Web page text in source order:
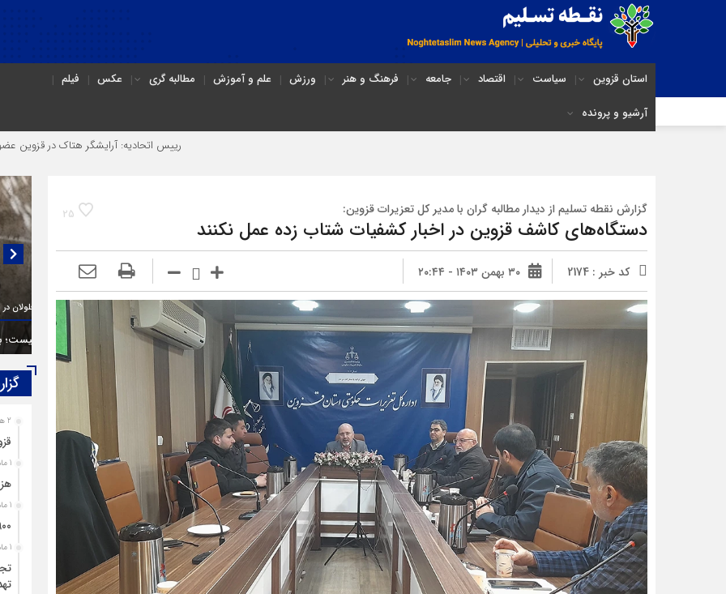
استان قزوین سیاست اقتصاد جامعه فرهنگ و هنر ورزش علم و آموزش مطالبه گری عکس
فیلم
آرشیو و پرونده
رییس اتحادیه: آرایشگر هتاک در قزوین عضو اتحادیه نبود
25 گزارش نقطه تسلیم از دیدار مطالبه گران با مدیر کل تعزیرات قزوین:
دستگاه‌های کاشف قزوین در اخبار کشفیات شتاب زده عمل نکنند
کد خبر : 2174 ۳۰ بهمن ۱۴۰۳ - ۲۰:۴۴
2 هفته قبل
1 ماه قبل
1 ماه قبل
۹۰۰ پرونده برای
1 ماه قبل